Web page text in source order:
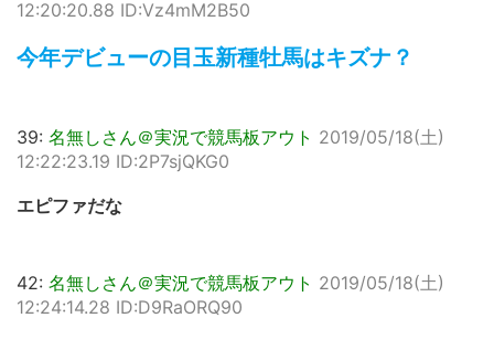
12:20:20.88 ID:Vz4mM2B50
今年デビューの目玉新種牡馬はキズナ？
39: 名無しさん＠実況で競馬板アウト 2019/05/18(土)
12:22:23.19 ID:2P7sjQKG0
エピファだな
42: 名無しさん＠実況で競馬板アウト 2019/05/18(土)
12:24:14.28 ID:D9RaORQ90